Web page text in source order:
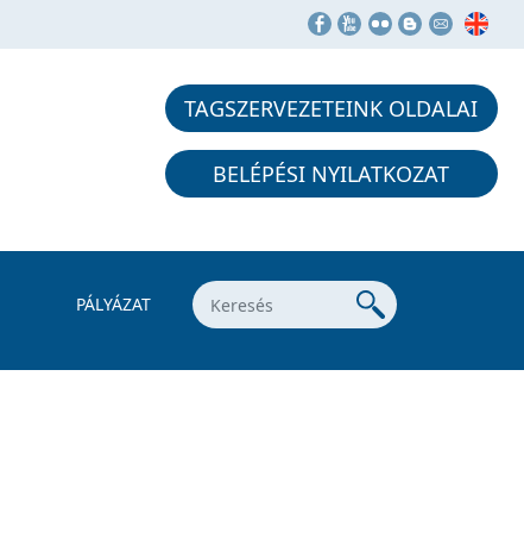
TAGSZERVEZETEINK OLDALAI
BELÉPÉSI NYILATKOZAT
PÁLYÁZAT